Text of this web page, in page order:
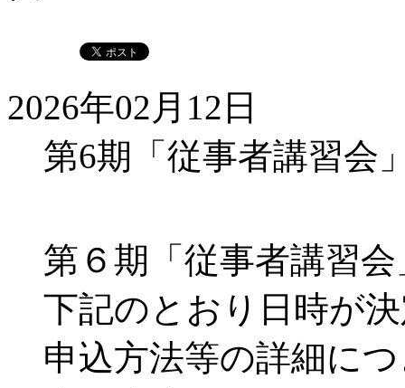
2026年02月12日
第6期「従事者講習
第６期「従事者講習
下記のとおり日時が
申込方法等の詳細に